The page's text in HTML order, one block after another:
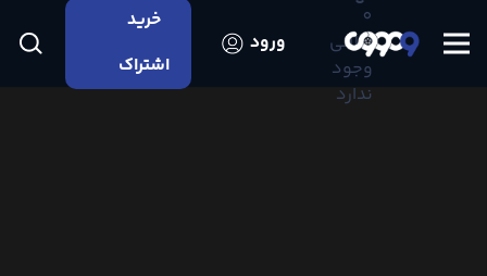
0
اعلانی
وجود
ندارد
ورود
خرید
اشتراک